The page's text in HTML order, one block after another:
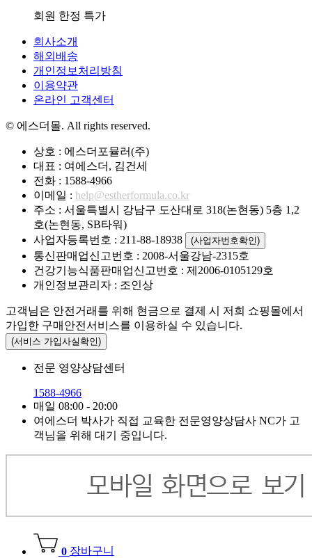
회원 한정 특가
회사소개
해외배송
개인정보처리방침
이용약관
온라인 고객센터
© 에스더몰. All rights reserved.
상호 : 에스더포뮬러(주)
대표 : 여에스더, 김건세
전화 : 1588-4966
이메일 : help@estherformula.co.kr
주소 : 서울특별시 강남구 도산대로 318(논현동) 5층 1,2
호(논현동, SB타워)
사업자등록번호 : 211-88-18938
(사업자번호확인)
통신판매업신고번호 : 2008-서울강남-2315호
건강기능식품판매업신고번호 : 제2006-0105129호
개인정보관리자 : 조인상
고객님은 안전거래를 위해 현금으로 결제 시 저희 쇼핑몰에서
가입한 구매안전서비스를 이용하실 수 있습니다.
(서비스 가입사실확인)
전문 영양상담센터
1588-4966
매일 08:00 - 20:00
여에스더 박사가 직접 교육한 전문영양상담사 NC가 고
객님을 위해 대기 중입니다.
0 장바구니